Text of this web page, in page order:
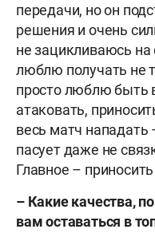
передачи, но он
решения и очень
не зацикливаюсь
люблю получать не
просто люблю быть
атаковать,
весь матч
пасует даже не
Главное –
– Какие качества,
вам оставаться в